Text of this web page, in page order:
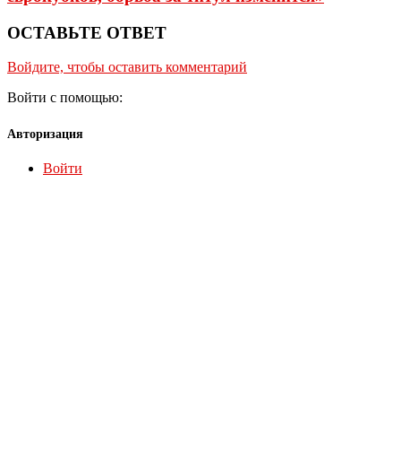
ОСТАВЬТЕ ОТВЕТ
Войдите, чтобы оставить комментарий
Войти с помощью:
Авторизация
Войти